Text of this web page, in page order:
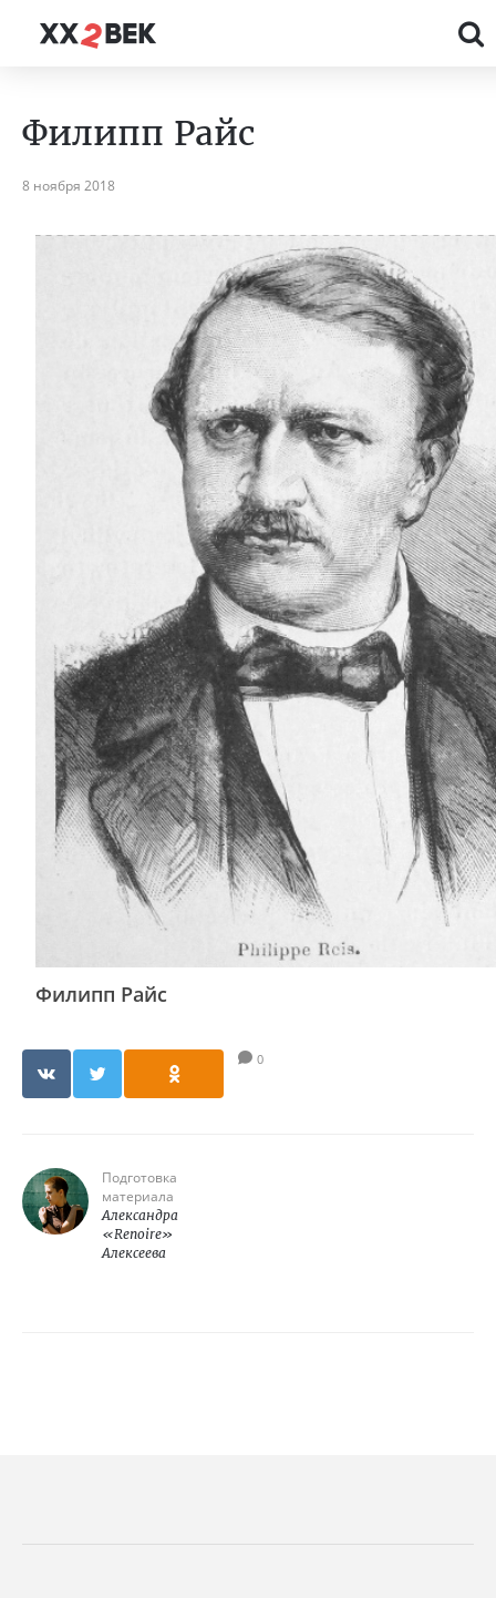
Филипп Райс
8 ноября 2018
Филипп Райс
0
Подготовка
материала
Александра
«Renoire»
Алексеева